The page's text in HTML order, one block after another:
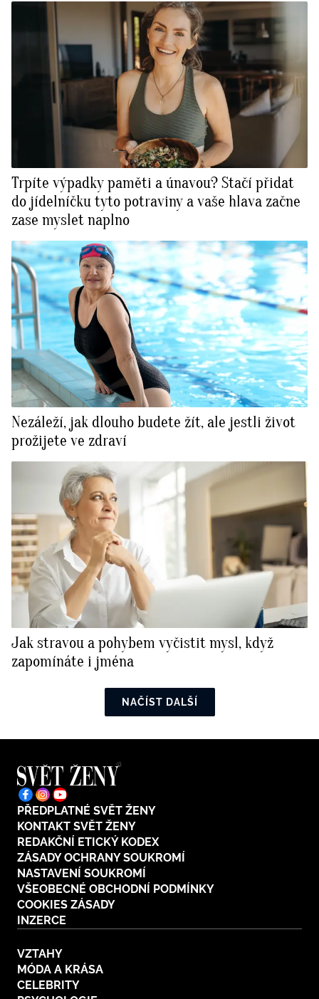
Trpíte výpadky paměti a únavou? Stačí přidat
do jídelníčku tyto potraviny a vaše hlava začne
zase myslet naplno
Nezáleží, jak dlouho budete žít, ale jestli život
prožijete ve zdraví
Jak stravou a pohybem vyčistit mysl, když
zapomínáte i jména
NAČÍST DALŠÍ
PŘEDPLATNÉ SVĚT ŽENY
KONTAKT SVĚT ŽENY
REDAKČNÍ ETICKÝ KODEX
ZÁSADY OCHRANY SOUKROMÍ
NASTAVENÍ SOUKROMÍ
VŠEOBECNÉ OBCHODNÍ PODMÍNKY
COOKIES ZÁSADY
INZERCE
VZTAHY
MÓDA A KRÁSA
CELEBRITY